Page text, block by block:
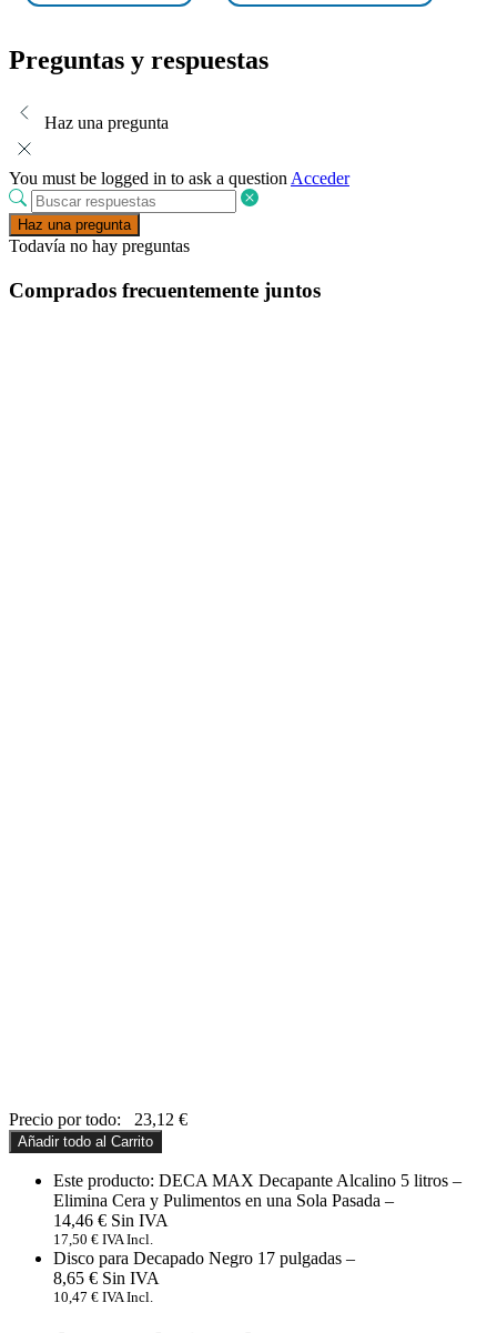
Preguntas y respuestas
Haz una pregunta
You must be logged in to ask a question Acceder
Haz una pregunta
Todavía no hay preguntas
Comprados frecuentemente juntos
Precio por todo: 23,12 €
Añadir todo al Carrito
Este producto: DECA MAX Decapante Alcalino 5 litros –
Elimina Cera y Pulimentos en una Sola Pasada –
14,46 €
17,50 € IVA Incl.
Disco para Decapado Negro 17 pulgadas –
8,65 €
10,47 € IVA Incl.